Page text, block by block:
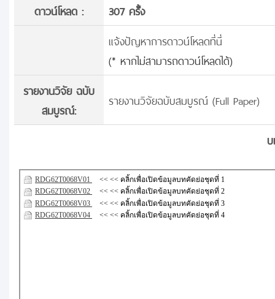
ดาวน์โหลด :
307 ครั้้ง
แจ้งปัญหาการดาวน์โหลดที่นี่
(* หากไม่สามารถดาวน์โหลดได้)
รายงานวิจัย ฉบับ
สมบูรณ์:
รายงานวิจัยฉบับสมบูรณ์ (Full Paper)